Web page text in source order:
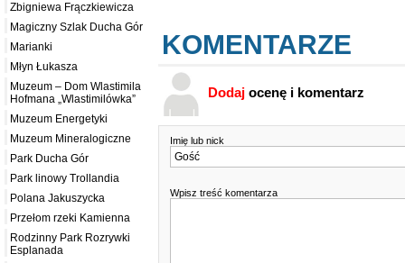
Zbigniewa Frączkiewicza
Magiczny Szlak Ducha Gór
Marianki
Młyn Łukasza
Muzeum – Dom Wlastimila
Hofmana „Wlastimilówka”
Muzeum Energetyki
Muzeum Mineralogiczne
Park Ducha Gór
Park linowy Trollandia
Polana Jakuszycka
Przełom rzeki Kamienna
Rodzinny Park Rozrywki
Esplanada
KOMENTARZE
Dodaj ocenę i komentarz
Imię lub nick
Wpisz treść komentarza